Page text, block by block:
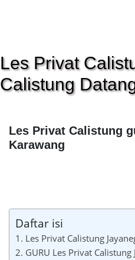
Les Privat
Calistung
Les Privat Calistung
Karawang
Daftar isi
1. Les Privat Calistung
2. GURU Les Privat Calistung